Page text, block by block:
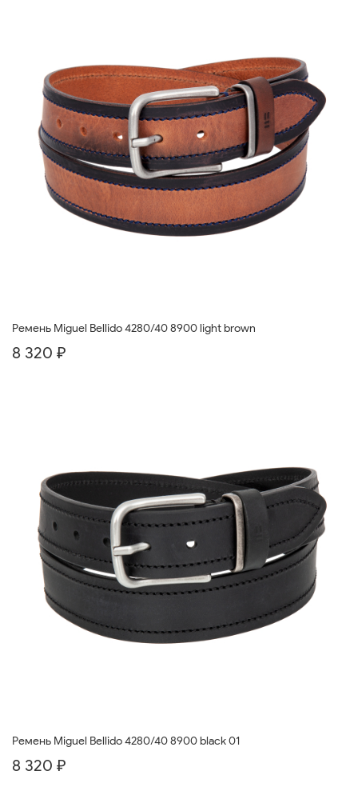
Ремень Miguel Bellido 4280/40 8900 light brown
8 320 ₽
Ремень Miguel Bellido 4280/40 8900 black 01
8 320 ₽